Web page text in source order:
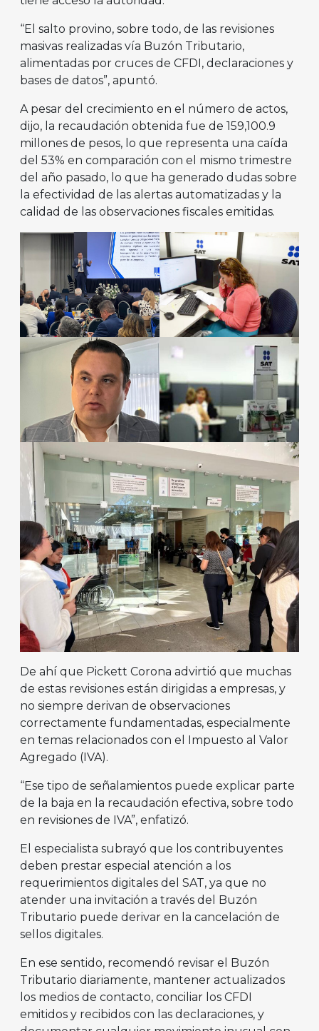
“El salto provino, sobre todo, de las revisiones
masivas realizadas vía Buzón Tributario,
alimentadas por cruces de CFDI, declaraciones y
bases de datos”, apuntó.
A pesar del crecimiento en el número de actos,
dijo, la recaudación obtenida fue de 159,100.9
millones de pesos, lo que representa una caída
del 53% en comparación con el mismo trimestre
del año pasado, lo que ha generado dudas sobre
la efectividad de las alertas automatizadas y la
calidad de las observaciones fiscales emitidas.
De ahí que Pickett Corona advirtió que muchas
de estas revisiones están dirigidas a empresas, y
no siempre derivan de observaciones
correctamente fundamentadas, especialmente
en temas relacionados con el Impuesto al Valor
Agregado (IVA).
“Ese tipo de señalamientos puede explicar parte
de la baja en la recaudación efectiva, sobre todo
en revisiones de IVA”, enfatizó.
El especialista subrayó que los contribuyentes
deben prestar especial atención a los
requerimientos digitales del SAT, ya que no
atender una invitación a través del Buzón
Tributario puede derivar en la cancelación de
sellos digitales.
En ese sentido, recomendó revisar el Buzón
Tributario diariamente, mantener actualizados
los medios de contacto, conciliar los CFDI
emitidos y recibidos con las declaraciones, y